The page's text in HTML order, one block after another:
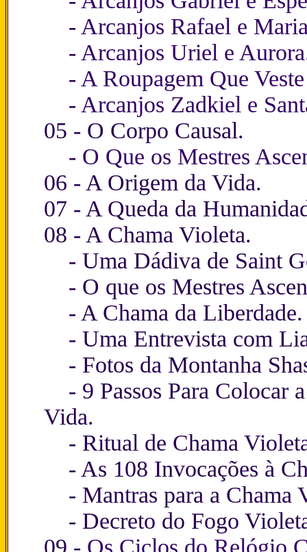
- Arcanjos Rafael e
- Arcanjos Uriel e
- A Roupagem Que
- Arcanjos Zadkiel e
05 - O Corpo Causal.
- O Que os Mestres
06 - A Origem da Vida.
07 - A Queda da
08 - A Chama Violeta.
- Uma Dádiva de Saint
- O que os Mestres
- A Chama da Liberdade.
- Uma Entrevista com
- Fotos da Montanha
- 9 Passos Para Colocar
Vida.
- Ritual de Chama
- As 108 Invocações à
- Mantras para a Chama
- Decreto do Fogo
09 - Os Ciclos do Relógio